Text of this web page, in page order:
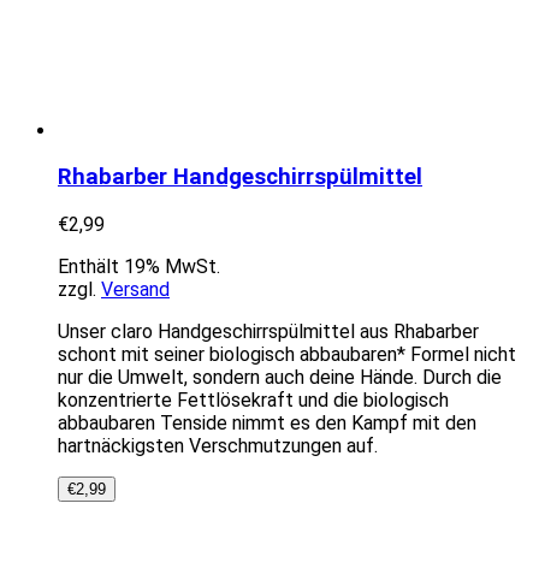
Rhabarber Handgeschirrspülmittel
€2,99
Enthält 19% MwSt.
zzgl. Versand
Unser claro Handgeschirrspülmittel aus Rhabarber
schont mit seiner biologisch abbaubaren* Formel nicht
nur die Umwelt, sondern auch deine Hände. Durch die
konzentrierte Fettlösekraft und die biologisch
abbaubaren Tenside nimmt es den Kampf mit den
hartnäckigsten Verschmutzungen auf.
€2,99